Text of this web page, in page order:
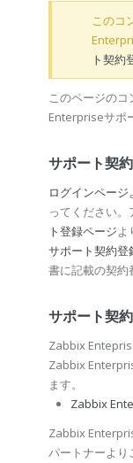
このコ
ト契約
このページの
Enterpriseサポ
サポート契
ログインページ
ってください。
ト登録ページよ
サポート契約登
書に記載の契約
サポート契
Zabbix
Zabbix
ます。
Zabbix
Zabbix
パートナーより